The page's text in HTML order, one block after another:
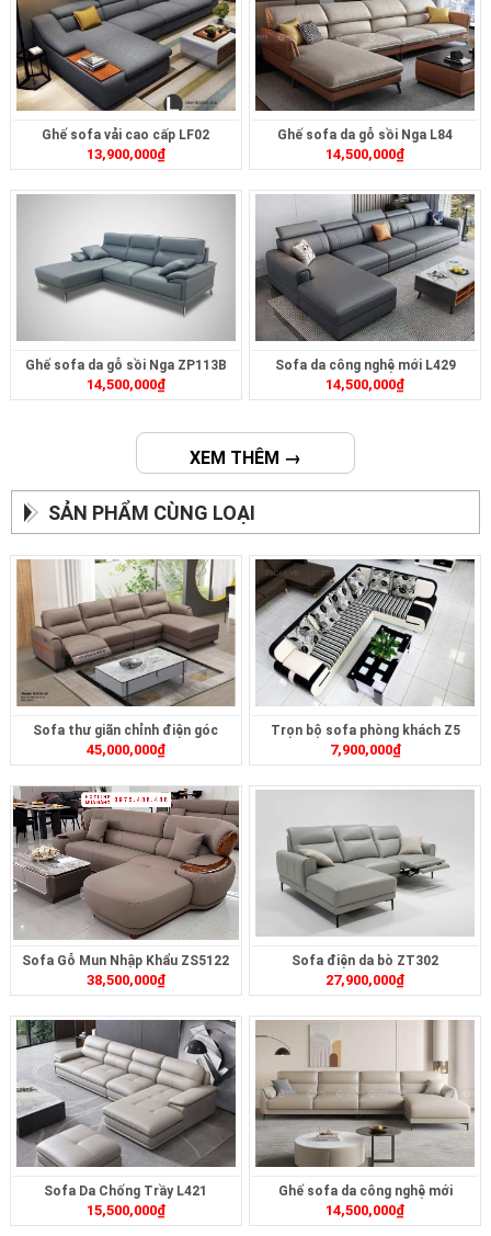
Ghế sofa vải cao cấp LF02
13,900,000₫
Ghế sofa da gỗ sồi Nga L84
14,500,000₫
Ghế sofa da gỗ sồi Nga ZP113B
14,500,000₫
Sofa da công nghệ mới L429
14,500,000₫
XEM THÊM →
SẢN PHẨM CÙNG LOẠI
Sofa thư giãn chỉnh điện góc
ZT239
45,000,000₫
Trọn bộ sofa phòng khách Z5
7,900,000₫
Sofa Gỗ Mun Nhập Khẩu ZS5122
38,500,000₫
Sofa điện da bò ZT302
27,900,000₫
Sofa Da Chống Trầy L421
15,500,000₫
Ghế sofa da công nghệ mới
ZB1751
14,500,000₫